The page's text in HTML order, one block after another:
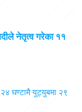
नेतृत्व गरेका ११